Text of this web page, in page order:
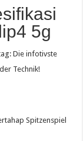
5g
Die infotivste
Technik!
Spitzenspiel